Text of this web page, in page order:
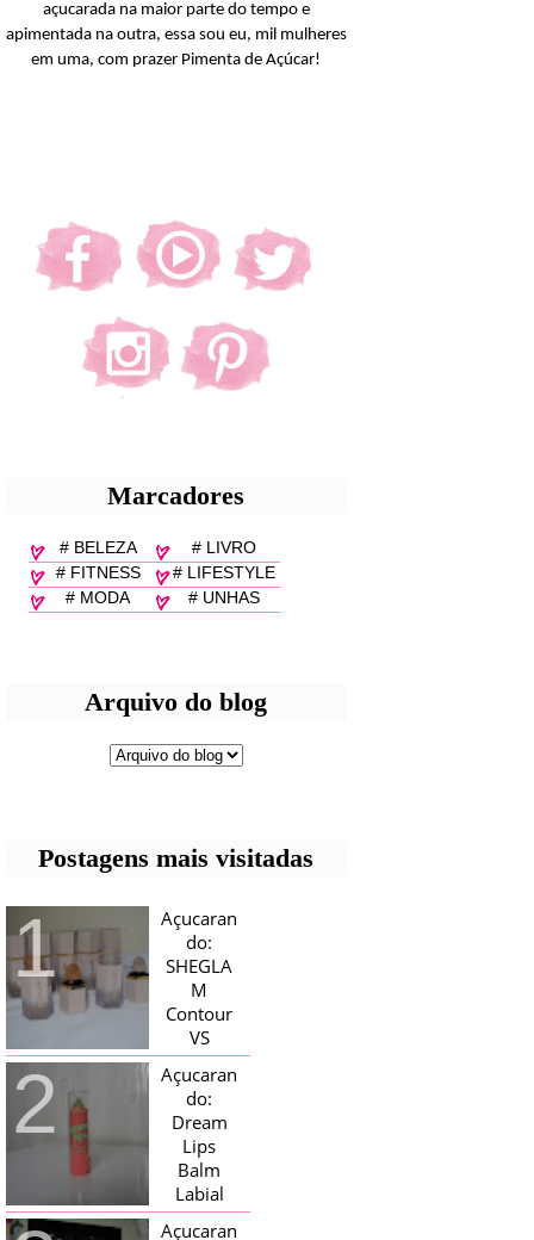
açucarada na maior parte do tempo e
apimentada na outra, essa sou eu, mil mulheres
em uma, com prazer Pimenta de Açúcar!
Marcadores
# BELEZA
# LIVRO
# FITNESS
# LIFESTYLE
# MODA
# UNHAS
Arquivo do blog
Postagens mais visitadas
Açucaran
do:
SHEGLA
M
Contour
VS
Bronzer!
HELLO AÇUCARADAS, E NESTE
MÊS CHEGOU AQUI EM CASA UMA
CAIXA RECHEADA DE SHEGLAM,
TINHA BLUSH, ILUMINADORES E
TODOS OS BRONZER E
CONTORNOS ...
Açucaran
do:
Dream
Lips
Balm
Labial
Magico
Açucaran